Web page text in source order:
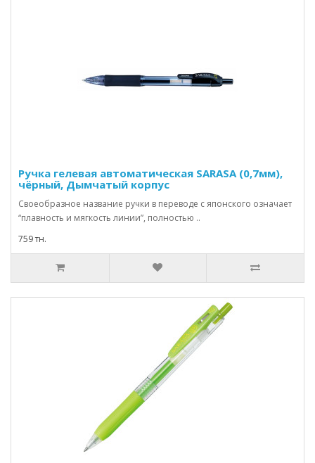
Ручка гелевая автоматическая SARASA (0,7мм),
чёрный, Дымчатый корпус
Своеобразное название ручки в переводе с японского означает
“плавность и мягкость линии”, полностью ..
759 тн.